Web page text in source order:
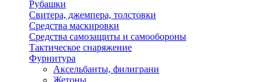
Рубашки
Свитера, джемпера, толстовки
Средства маскировки
Средства самозащиты и самообороны
Тактическое снаряжение
Фурнитура
Аксельбанты, филиграни
Жетоны